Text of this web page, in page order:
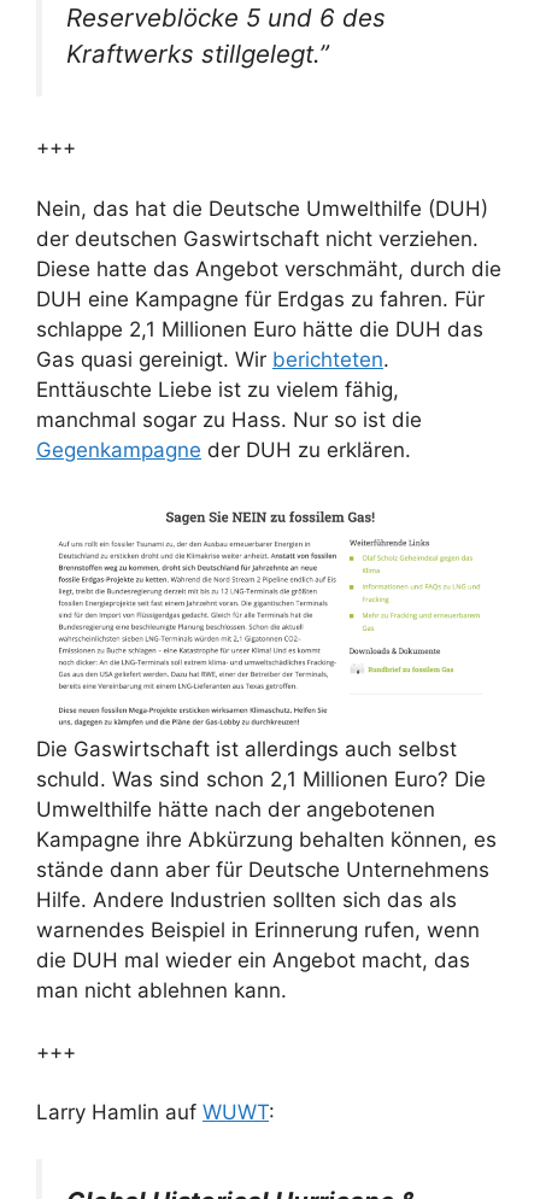
Reserveblöcke 5 und 6 des
Kraftwerks stillgelegt.”
+++
Nein, das hat die Deutsche Umwelthilfe (DUH)
der deutschen Gaswirtschaft nicht verziehen.
Diese hatte das Angebot verschmäht, durch die
DUH eine Kampagne für Erdgas zu fahren. Für
schlappe 2,1 Millionen Euro hätte die DUH das
Gas quasi gereinigt. Wir berichteten.
Enttäuschte Liebe ist zu vielem fähig,
manchmal sogar zu Hass. Nur so ist die
Gegenkampagne der DUH zu erklären.
Die Gaswirtschaft ist allerdings auch selbst
schuld. Was sind schon 2,1 Millionen Euro? Die
Umwelthilfe hätte nach der angebotenen
Kampagne ihre Abkürzung behalten können, es
stände dann aber für Deutsche Unternehmens
Hilfe. Andere Industrien sollten sich das als
warnendes Beispiel in Erinnerung rufen, wenn
die DUH mal wieder ein Angebot macht, das
man nicht ablehnen kann.
+++
Larry Hamlin auf WUWT: